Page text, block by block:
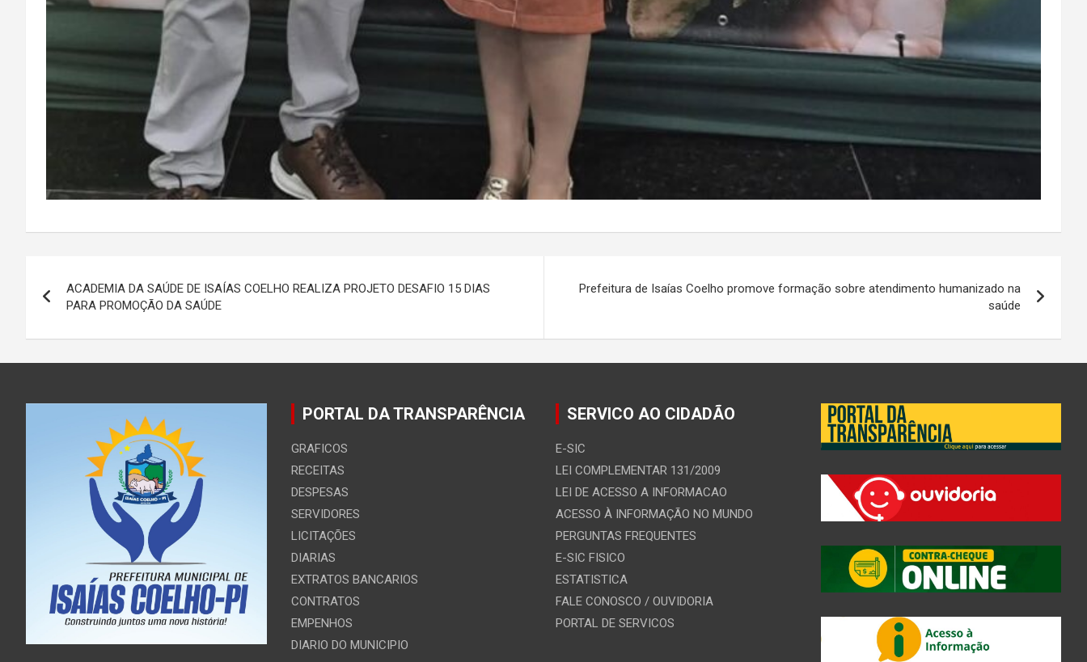
de
Post
ACADEMIA DA SAÚDE DE ISAÍAS COELHO REALIZA PROJETO DESAFIO 15 DIAS
PARA PROMOÇÃO DA SAÚDE
Prefeitura de Isaías Coelho promove formação sobre atendimento humanizado na
saúde
PORTAL DA TRANSPARÊNCIA
GRAFICOS
RECEITAS
DESPESAS
SERVIDORES
LICITAÇÕES
DIARIAS
EXTRATOS BANCARIOS
CONTRATOS
EMPENHOS
DIARIO DO MUNICIPIO
SERVICO AO CIDADÃO
E-SIC
LEI COMPLEMENTAR 131/2009
LEI DE ACESSO A INFORMACAO
ACESSO À INFORMAÇÃO NO MUNDO
PERGUNTAS FREQUENTES
E-SIC FISICO
ESTATISTICA
FALE CONOSCO / OUVIDORIA
PORTAL DE SERVICOS